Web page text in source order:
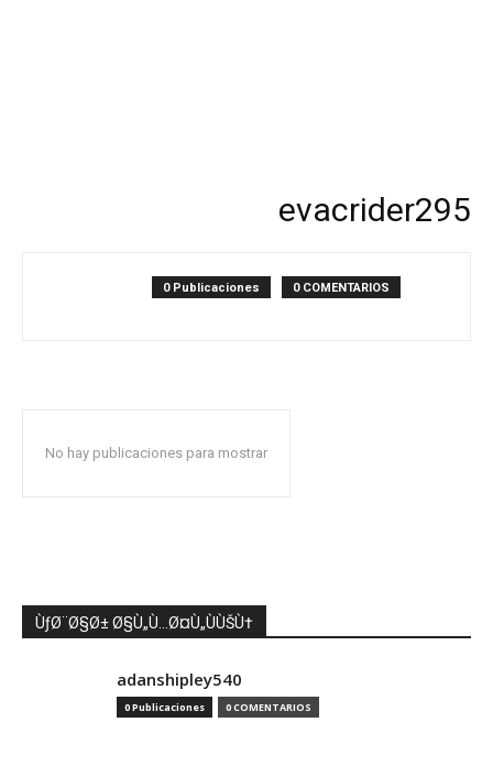
evacrider295
0 Publicaciones 0 COMENTARIOS
No hay publicaciones para mostrar
ÙƒØ¨Ø§Ø± Ø§Ù„Ù…Ø¤Ù„ÙÙŠÙ†
adanshipley540
0 Publicaciones 0 COMENTARIOS